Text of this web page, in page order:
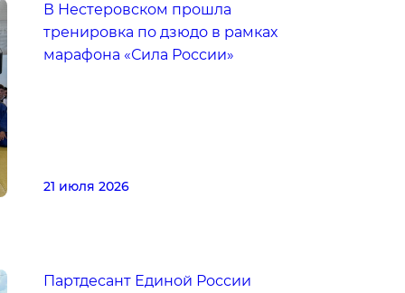
В Нестеровском прошла
тренировка по дзюдо в рамках
марафона «Сила России»
21 июля 2026
Партдесант Единой России